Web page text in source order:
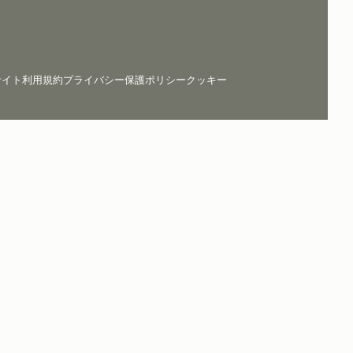
ト利用規約プライバシー保護ポリシークッキー